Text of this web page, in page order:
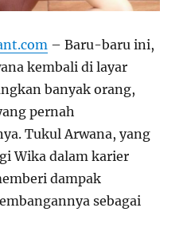
– Baru-baru ini,
kembali di layar
banyak orang,
pernah
Tukul Arwana, yang
Wika dalam karier
dampak
sebagai